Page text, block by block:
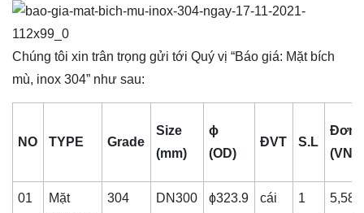
Chúng tôi xin trân trọng gửi tới Quý vị “Báo giá: Mặt bích
mù, inox 304” như sau:
NO TYPE Grade
Size
(mm)
ɸ
(OD)
ĐVT S.L
Đơn
01
Mặt
304 DN300 ɸ323.9 cái 1